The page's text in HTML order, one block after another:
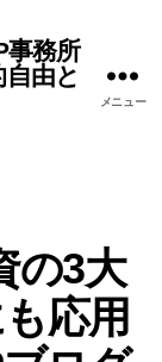
事務所
由と
メニュー
の3大
応用